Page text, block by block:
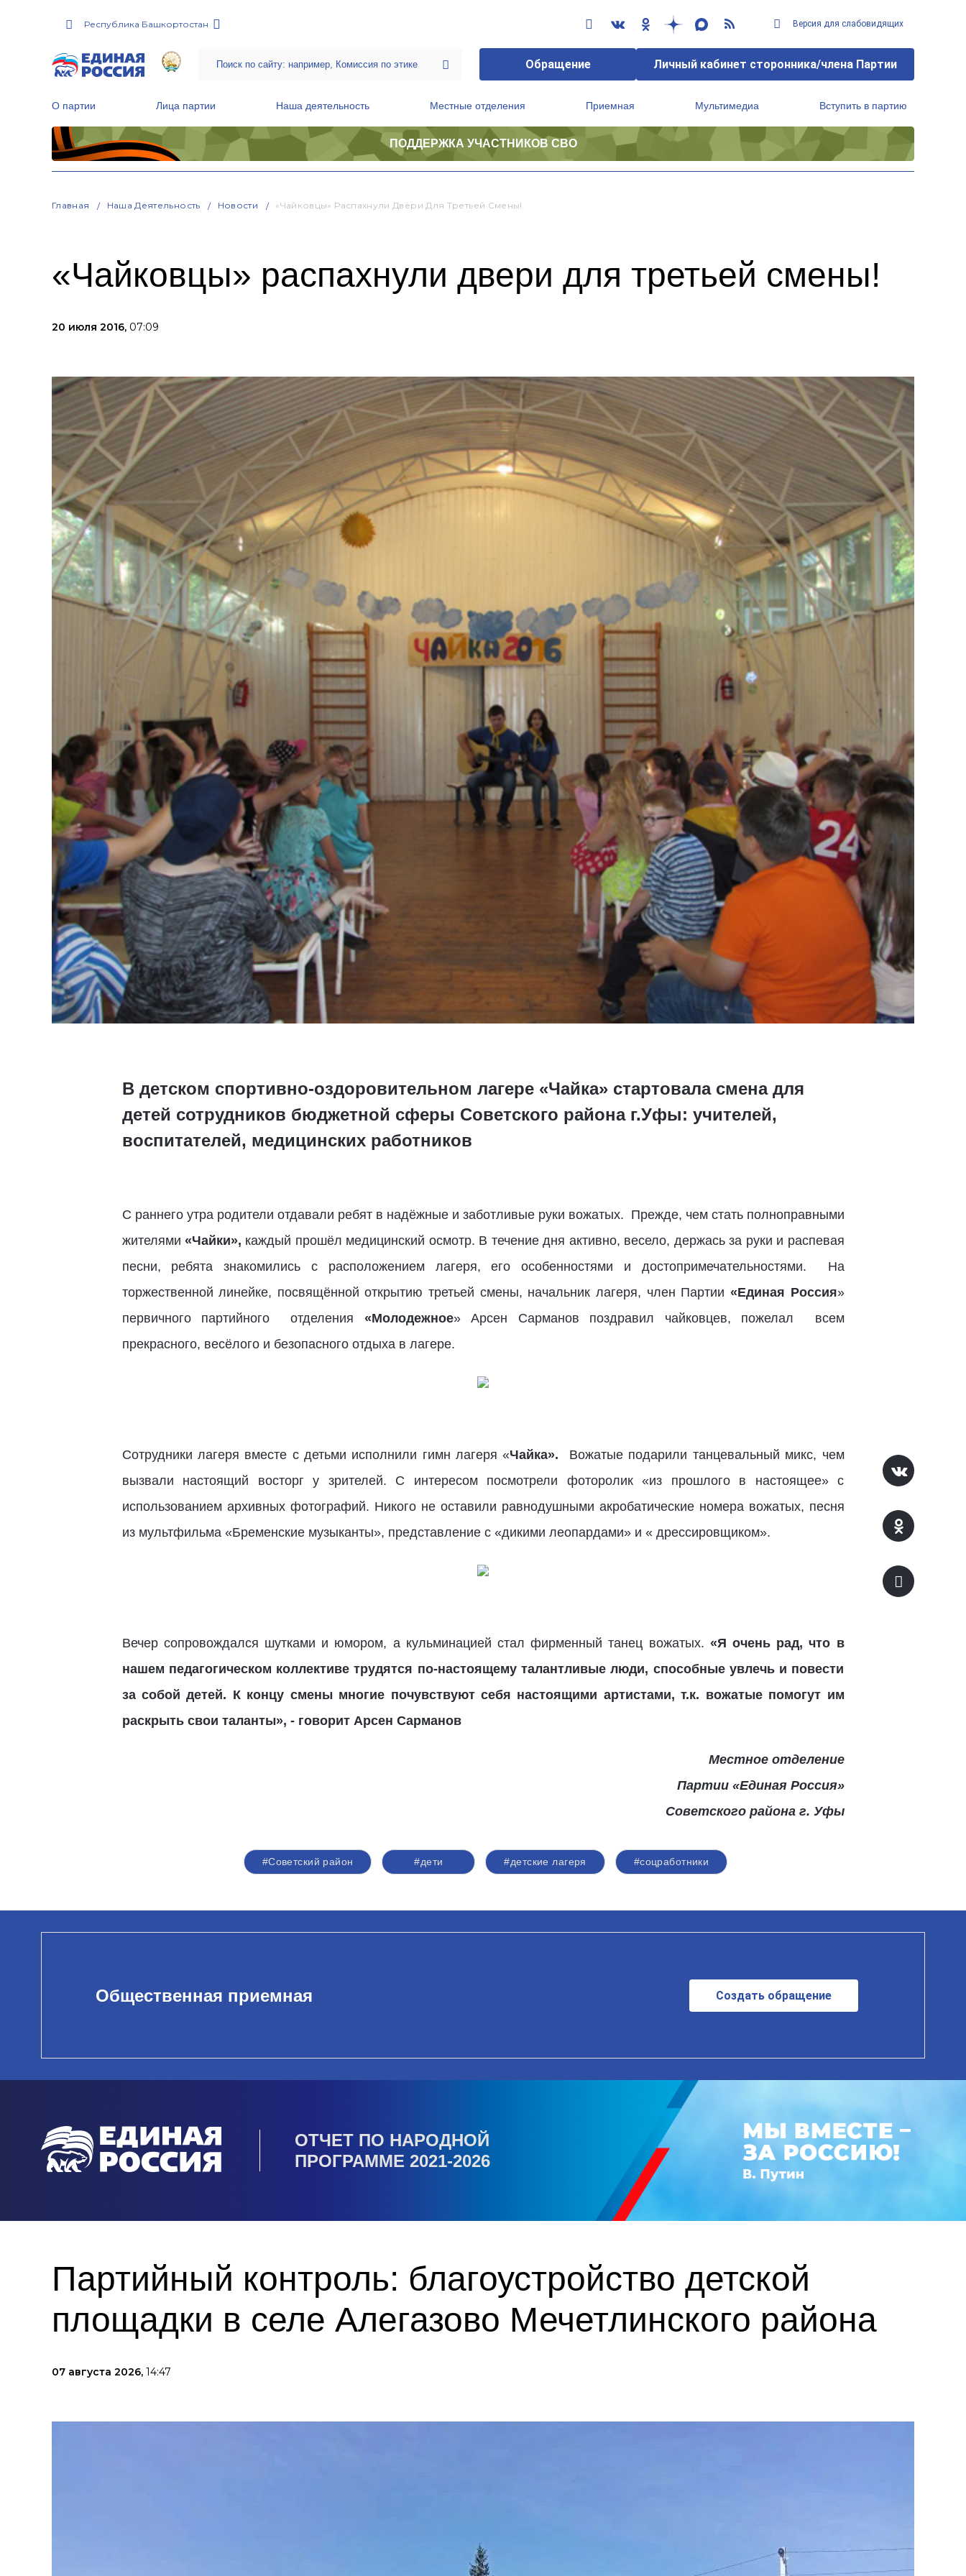
Республика Башкортостан Версия для слабовидящих
Обращение Личный кабинет сторонника/члена Партии
О партии Лица партии Наша деятельность Местные отделения Приемная Мультимедиа Вступить в партию
ПОДДЕРЖКА УЧАСТНИКОВ СВО
Главная Наша Деятельность Новости «Чайковцы» Распахнули Двери Для Третьей Смены!
«Чайковцы» распахнули двери для третьей смены!
20 июля 2016, 07:09
В детском спортивно-оздоровительном лагере «Чайка» стартовала смена для
детей сотрудников бюджетной сферы Советского района г.Уфы: учителей,
воспитателей, медицинских работников
С раннего утра родители отдавали ребят в надёжные и заботливые руки вожатых. Прежде, чем стать полноправными
жителями «Чайки», каждый прошёл медицинский осмотр. В течение дня активно, весело, держась за руки и распевая
песни, ребята знакомились с расположением лагеря, его особенностями и достопримечательностями. На
торжественной линейке, посвящённой открытию третьей смены, начальник лагеря, член Партии «Единая Россия»
первичного партийного отделения «Молодежное» Арсен Сарманов поздравил чайковцев, пожелал всем
прекрасного, весёлого и безопасного отдыха в лагере.
Сотрудники лагеря вместе с детьми исполнили гимн лагеря «Чайка». Вожатые подарили танцевальный микс, чем
вызвали настоящий восторг у зрителей. С интересом посмотрели фоторолик «из прошлого в настоящее» с
использованием архивных фотографий. Никого не оставили равнодушными акробатические номера вожатых, песня
из мультфильма «Бременские музыканты», представление с «дикими леопардами» и « дрессировщиком».
Вечер сопровождался шутками и юмором, а кульминацией стал фирменный танец вожатых. «Я очень рад, что в
нашем педагогическом коллективе трудятся по-настоящему талантливые люди, способные увлечь и повести
за собой детей. К концу смены многие почувствуют себя настоящими артистами, т.к. вожатые помогут им
раскрыть свои таланты», - говорит Арсен Сарманов
Местное отделение
Партии «Единая Россия»
Советского района г. Уфы
#Советский район #дети #детские лагеря #соцработники
Общественная приемная Создать обращение
ОТЧЕТ ПО НАРОДНОЙ
ПРОГРАММЕ 2021-2026
Партийный контроль: благоустройство детской
площадки в селе Алегазово Мечетлинского района
07 августа 2026, 14:47